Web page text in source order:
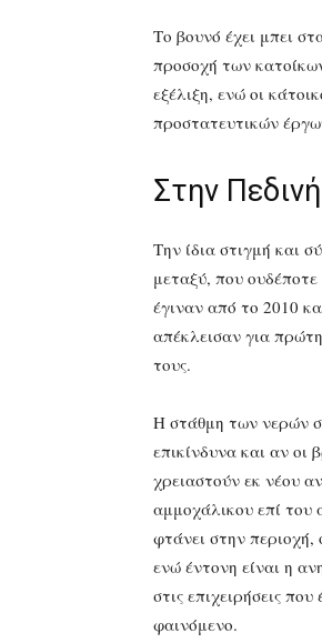
Το βουνό έχει μπει
προσοχή των
εξέλιξη, ενώ οι
προστατευτικών
Στην
Την ίδια στιγμή και
μεταξύ, που
έγιναν από το 2010
απέκλεισαν για
τους.
Η στάθμη των νερών
επικίνδυνα και αν οι
χρειαστούν εκ νέου
αμμοχάλικου επί
φτάνει στην
ενώ έντονη είναι η
στις επιχειρήσεις
φαινόμενο.